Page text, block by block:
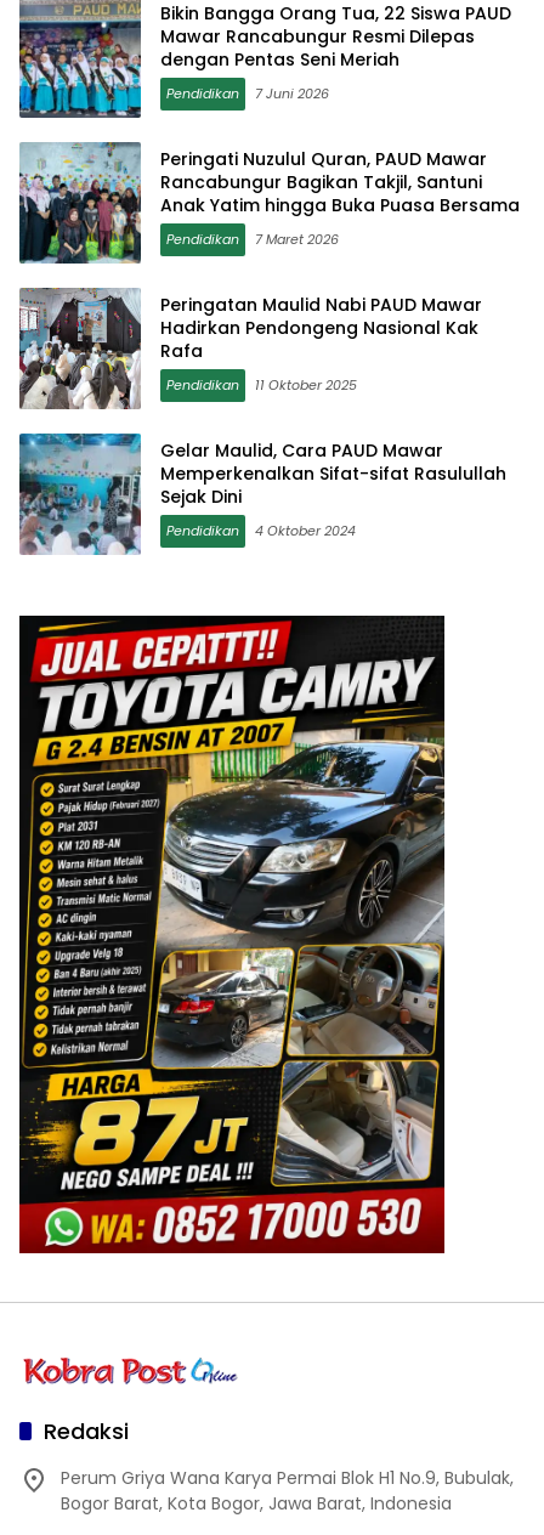
Bikin Bangga Orang Tua, 22 Siswa PAUD
Mawar Rancabungur Resmi Dilepas
dengan Pentas Seni Meriah
Pendidikan 7 Juni 2026
Peringati Nuzulul Quran, PAUD Mawar
Rancabungur Bagikan Takjil, Santuni
Anak Yatim hingga Buka Puasa Bersama
Pendidikan 7 Maret 2026
Peringatan Maulid Nabi PAUD Mawar
Hadirkan Pendongeng Nasional Kak
Rafa
Pendidikan 11 Oktober 2025
Gelar Maulid, Cara PAUD Mawar
Memperkenalkan Sifat-sifat Rasulullah
Sejak Dini
Pendidikan 4 Oktober 2024
Redaksi
Perum Griya Wana Karya Permai Blok H1 No.9, Bubulak,
Bogor Barat, Kota Bogor, Jawa Barat, Indonesia